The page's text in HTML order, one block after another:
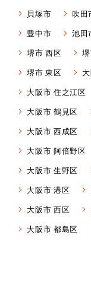
貝塚市
吹田
豊中市
池田
堺市 西区
堺市 東区
大阪市 住之江区
大阪市 鶴見区
大阪市 西成区
大阪市 阿倍野区
大阪市 生野区
大阪市 港区
大阪市 西区
大阪市 都島区